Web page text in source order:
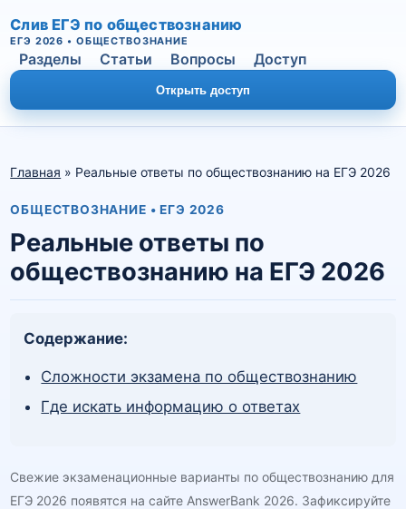
Слив ЕГЭ по обществознанию
ЕГЭ 2026 • ОБЩЕСТВОЗНАНИЕ
Разделы Статьи Вопросы Доступ
Открыть доступ
Главная » Реальные ответы по обществознанию на ЕГЭ 2026
ОБЩЕСТВОЗНАНИЕ • ЕГЭ 2026
Реальные ответы по
обществознанию на ЕГЭ 2026
Содержание:
Сложности экзамена по обществознанию
Где искать информацию о ответах
Свежие экзаменационные варианты по обществознанию для
ЕГЭ 2026 появятся на сайте AnswerBank 2026. Зафиксируйте